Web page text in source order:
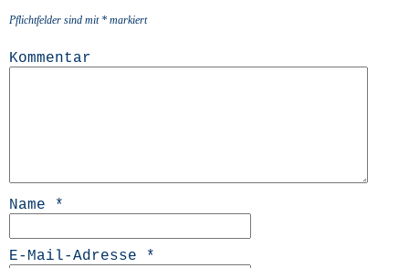
Pflichtfelder sind mit * markiert
Kommentar
Name *
E-Mail-Adresse *